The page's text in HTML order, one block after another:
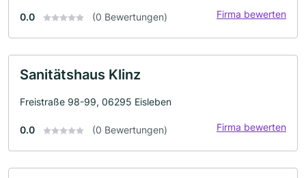
0.0 (0 Bewertungen) Firma bewerten
Sanitätshaus Klinz
Freistraße 98-99, 06295 Eisleben
0.0 (0 Bewertungen) Firma bewerten